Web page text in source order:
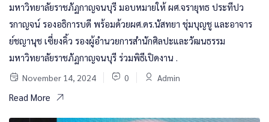
มหาวิทยาลัยราชภัฏกาญจนบุรี มอบหมายให้ ผศ.จรายุทธ ประทีปว
รกาญจน์ รองอธิการบดี พร้อมด้วยผศ.ดร.นัสทยา ชุ่มบุญชู และอาจาร
ย์ชญานุช เซี่ยงคิ้ว รองผู้อำนวยการสำนักศิลปะและวัฒนธรรม
มหาวิทยาลัยราชภัฏกาญจนบุรี ร่วมพิธีเปิดงาน .
November 14, 2024 0 Admin
Read More